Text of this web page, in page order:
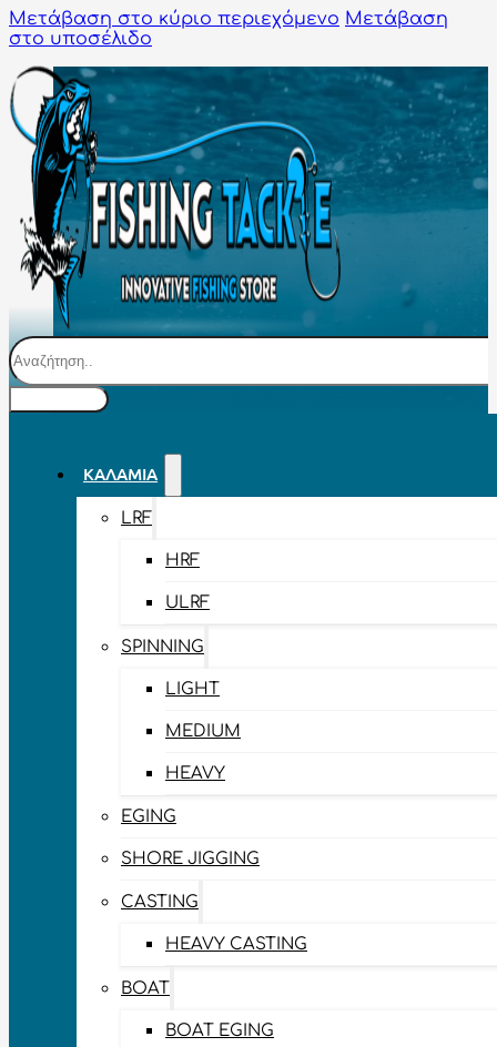
Μετάβαση στο κύριο περιεχόμενο Μετάβαση
στο υποσέλιδο
Αναζήτηση
ΚΑΛΆΜΙΑ
LRF
HRF
ULRF
SPINNING
LIGHT
MEDIUM
HEAVY
EGING
SHORE JIGGING
CASTING
HEAVY CASTING
BOAT
BOAT EGING